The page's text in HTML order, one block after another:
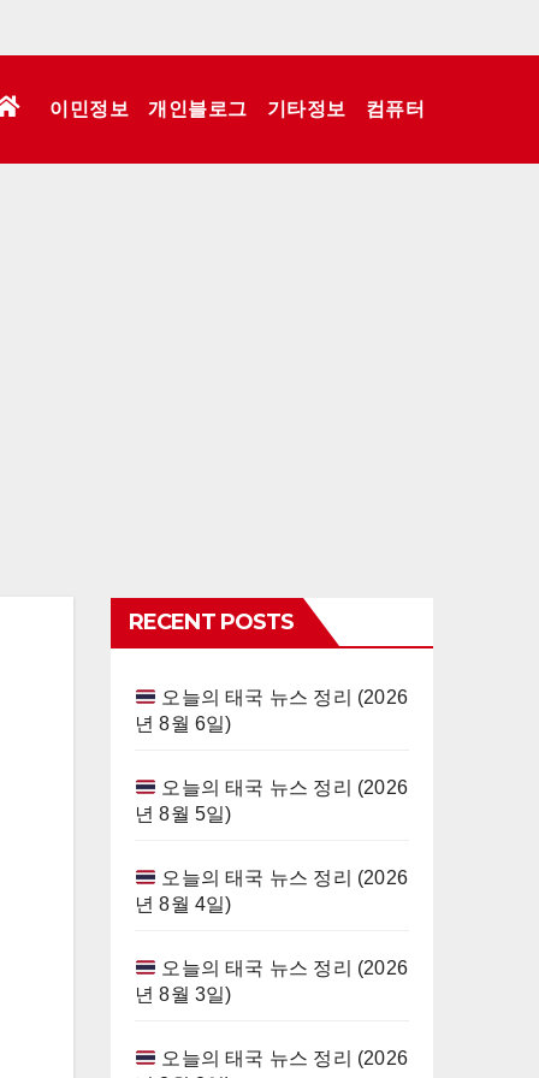
이민정보 개인블로그 기타정보 컴퓨터
RECENT POSTS
오늘의 태국 뉴스 정리 (2026
년 8월 6일)
오늘의 태국 뉴스 정리 (2026
년 8월 5일)
오늘의 태국 뉴스 정리 (2026
년 8월 4일)
오늘의 태국 뉴스 정리 (2026
년 8월 3일)
오늘의 태국 뉴스 정리 (2026